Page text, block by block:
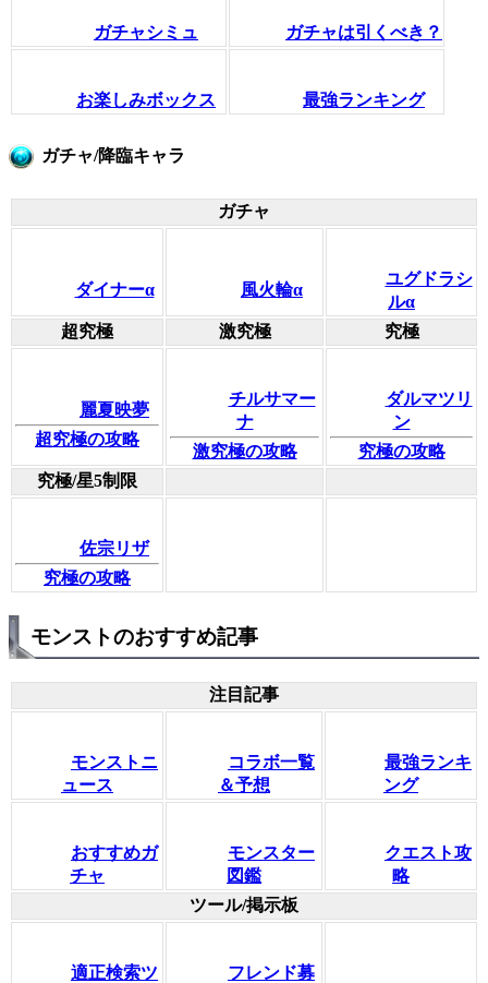
ガチャシミュ ガチャは引くべき？
お楽しみボックス 最強ランキング
ガチャ/降臨キャラ
ガチャ
ダイナーα 風火輪α
ユグドラシ
ルα
超究極
激究極 究極
麗夏映夢
超究極の攻略
チルサマー
ナ
激究極の攻略
ダルマツリ
ン
究極の攻略
究極/星5制限
佐宗リザ
究極の攻略
モンストのおすすめ記事
注目記事
モンストニ
ュース
コラボ一覧
＆予想
最強ランキ
ング
おすすめガ
チャ
モンスター
図鑑
クエスト攻
略
ツール/掲示板
適正検索ツ フレンド募